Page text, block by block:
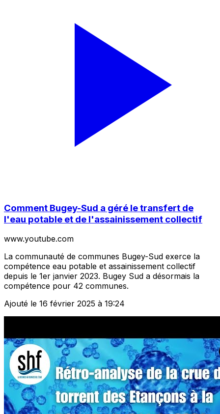
Comment Bugey-Sud a géré le transfert de
l'eau potable et de l'assainissement collectif
www.youtube.com
La communauté de communes Bugey-Sud exerce la
compétence eau potable et assainissement collectif
depuis le 1er janvier 2023. Bugey Sud a désormais la
compétence pour 42 communes.
Ajouté le 16 février 2025 à 19:24